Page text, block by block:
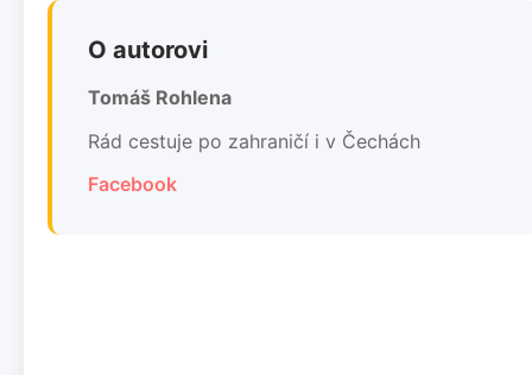
O autorovi
Tomáš Rohlena
Rád cestuje po zahraničí i v Čechách
Facebook